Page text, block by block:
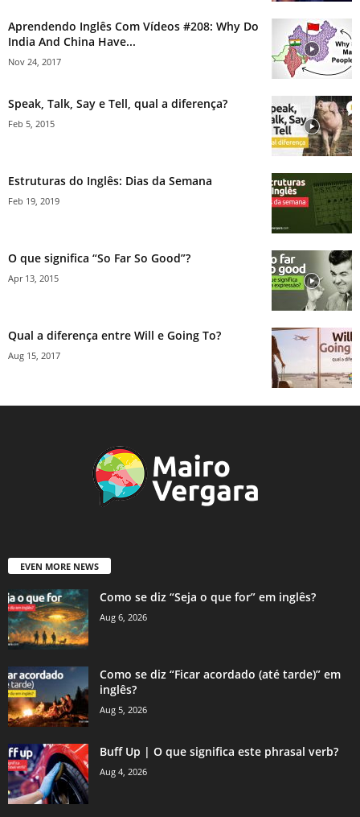
Aprendendo Inglês Com Vídeos #208: Why Do
India And China Have...
Nov 24, 2017
Speak, Talk, Say e Tell, qual a diferença?
Feb 5, 2015
Estruturas do Inglês: Dias da Semana
Feb 19, 2019
O que significa “So Far So Good”?
Apr 13, 2015
Qual a diferença entre Will e Going To?
Aug 15, 2017
EVEN MORE NEWS
Como se diz “Seja o que for” em inglês?
Aug 6, 2026
Como se diz “Ficar acordado (até tarde)” em
inglês?
Aug 5, 2026
Buff Up | O que significa este phrasal verb?
Aug 4, 2026